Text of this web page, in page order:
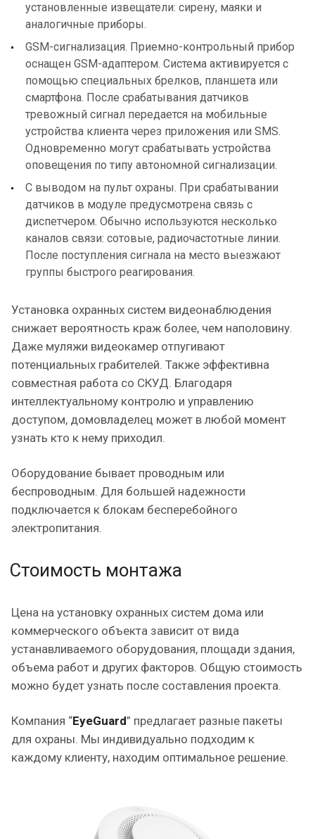
установленные извещатели: сирену, маяки и
аналогичные приборы.
GSM-сигнализация. Приемно-контрольный прибор
оснащен GSM-адаптером. Система активируется с
помощью специальных брелков, планшета или
смартфона. После срабатывания датчиков
тревожный сигнал передается на мобильные
устройства клиента через приложения или SMS.
Одновременно могут срабатывать устройства
оповещения по типу автономной сигнализации.
С выводом на пульт охраны. При срабатывании
датчиков в модуле предусмотрена связь с
диспетчером. Обычно используются несколько
каналов связи: сотовые, радиочастотные линии.
После поступления сигнала на место выезжают
группы быстрого реагирования.
Установка охранных систем видеонаблюдения
снижает вероятность краж более, чем наполовину.
Даже муляжи видеокамер отпугивают
потенциальных грабителей. Также эффективна
совместная работа со СКУД. Благодаря
интеллектуальному контролю и управлению
доступом, домовладелец может в любой момент
узнать кто к нему приходил.
Оборудование бывает проводным или
беспроводным. Для большей надежности
подключается к блокам бесперебойного
электропитания.
Стоимость монтажа
Цена на установку охранных систем дома или
коммерческого объекта зависит от вида
устанавливаемого оборудования, площади здания,
объема работ и других факторов. Общую стоимость
можно будет узнать после составления проекта.
Компания “EyeGuard” предлагает разные пакеты
для охраны. Мы индивидуально подходим к
каждому клиенту, находим оптимальное решение.